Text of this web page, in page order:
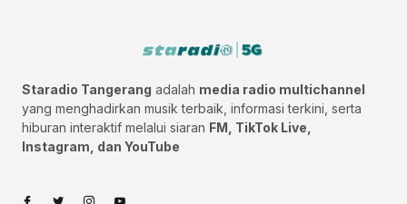
Staradio Tangerang adalah media radio multichannel
yang menghadirkan musik terbaik, informasi terkini, serta
hiburan interaktif melalui siaran FM, TikTok Live,
Instagram, dan YouTube